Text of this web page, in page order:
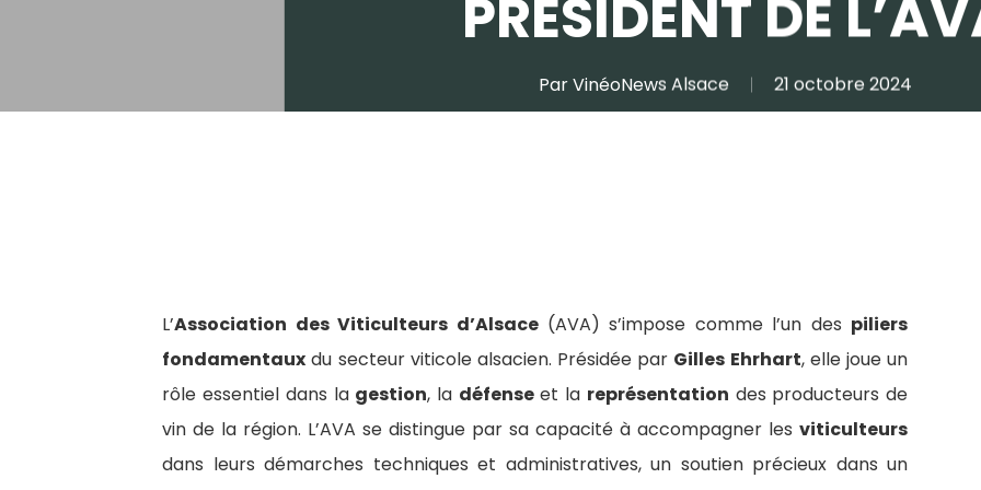
PRÉSIDENT DE
ParVinéoNews Alsace 21 octobre 2024
L’Association des Viticulteurs d’Alsace(AVA) s’impose comme l’un des piliers
fondamentaux du secteur viticole alsacien. Présidée par Gilles Ehrhart, elle joue un
rôle essentiel dans la gestion, la défenseet la représentation des producteurs de
vin de la région. L’AVA se distingue par sa capacité à accompagner les viticulteurs
dans leurs démarches techniques et administratives, un soutien précieux dans un